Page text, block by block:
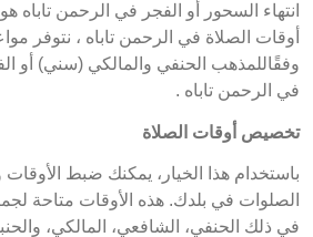
أوقات الصلاة في الرحمن تاباه ، نتوفر
وفقًاللمذهب الحنفي والمالكي (سني) أو
في الرحمن تاباه .
تخصيص أوقات الصلاة
باستخدام هذا الخيار، يمكنك ضبط
الصلوات في بلدك. هذه الأوقات متاحة
في ذلك الحنفي، الشافعي، المالكي،